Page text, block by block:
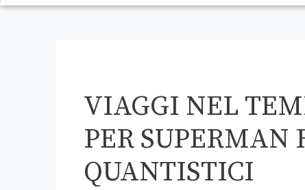
VIAGGI NEL
PER SUPERMAN
QUANTISTICI